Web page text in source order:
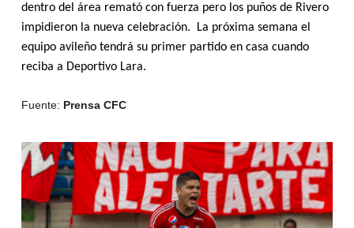
dentro del área remató con fuerza pero los puños de Rivero
impidieron la nueva celebración. La próxima semana el
equipo avileño tendrá su primer partido en casa cuando
reciba a Deportivo Lara.
Fuente: Prensa CFC